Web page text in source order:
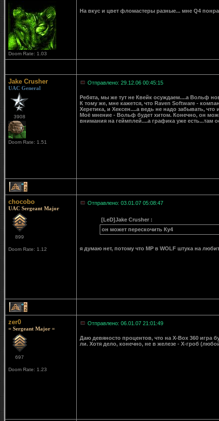
Doom Rate: 1.03
На вкус и цвет фломастеры разные... мне Q4
Jake Crusher
UAC General
3908
Doom Rate: 1.51
Отправлено: 29.12.06 00:45:15
Ребята, мы же тут не Квейк осуждаем....а Вольф
К тому же, мне кажется, что Raven Software -
Херетика, и Хексен....а ведь не надо забывать,
Моё мнение - Вольф будет хитом. Конечно, он
внимания на геймплей....а графика уже есть...там
2
chocobo
UAC Sergeant Major
899
Doom Rate: 1.12
Отправлено: 03.01.07 05:08:47
[LeD]Jake Crusher :
он может перескочить Ку4
я думаю нет, потому что MP в WOLF штука на
2
zer0
= Sergeant Major =
697
Doom Rate: 1.23
Отправлено: 06.01.07 21:01:49
Даю девяносто процентов, что на X-Box 360 игра
ли. Хотя дело, конечно, не в железе - Х-гроб